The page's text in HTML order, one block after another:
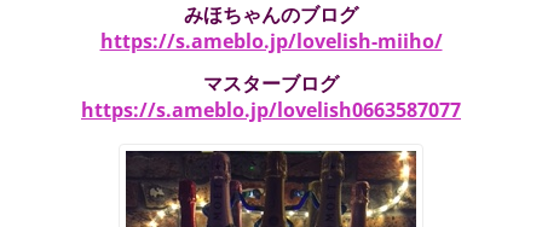
みほちゃんのブログ
https://s.ameblo.jp/lovelish-miiho/
マスターブログ
https://s.ameblo.jp/lovelish0663587077